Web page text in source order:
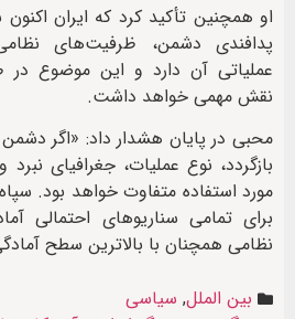
او همچنین تأکید کرد که ایران
پدافندی دشمن، ظرفیت‌های
عملیاتی آن دارد و این موضوع در
نقش مهمی خواهد داشت.
محبی در پایان هشدار داد: «اگر
بازگردد، نوع عملیات، جغرافیای
مورد استفاده متفاوت خواهد بود.
برای تمامی سناریوهای احتمالی
نظامی همچنان با بالاترین سطح
بین الملل, سیاسی